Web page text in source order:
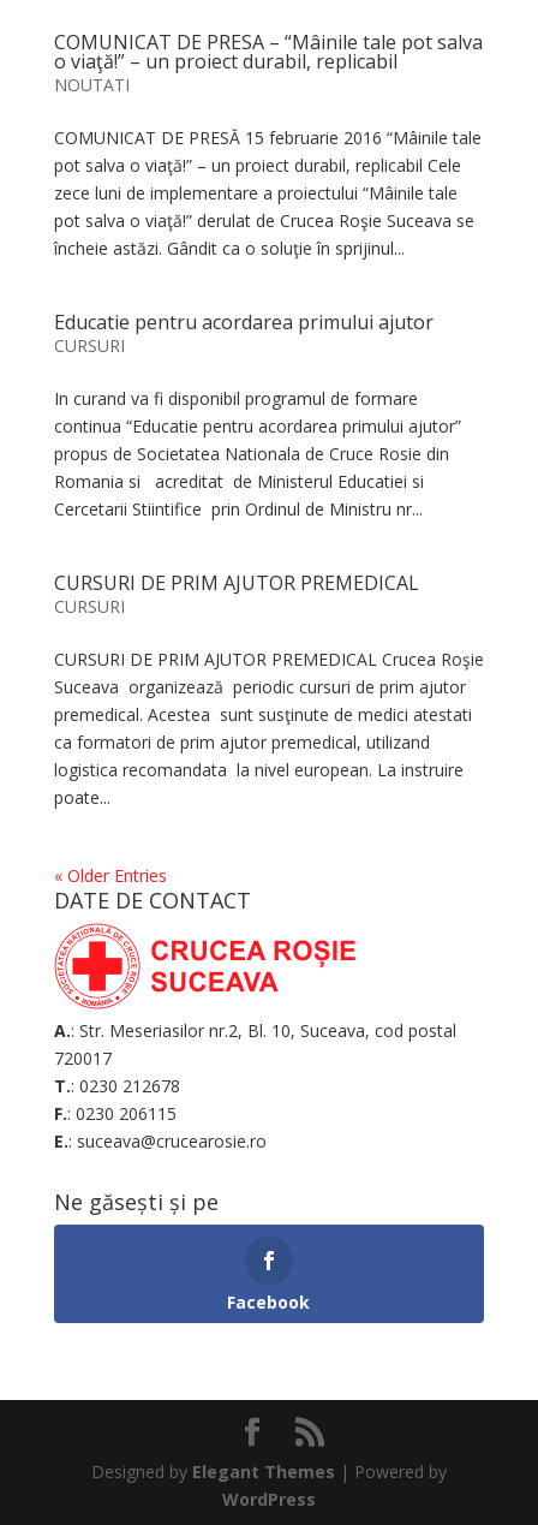
COMUNICAT DE PRESA – “Mâinile tale pot salva
o viaţă!” – un proiect durabil, replicabil
NOUTATI
COMUNICAT DE PRESĂ 15 februarie 2016 “Mâinile tale
pot salva o viaţă!” – un proiect durabil, replicabil Cele
zece luni de implementare a proiectului “Mâinile tale
pot salva o viaţă!” derulat de Crucea Roşie Suceava se
încheie astăzi. Gândit ca o soluţie în sprijinul...
Educatie pentru acordarea primului ajutor
CURSURI
In curand va fi disponibil programul de formare
continua “Educatie pentru acordarea primului ajutor”
propus de Societatea Nationala de Cruce Rosie din
Romania si acreditat de Ministerul Educatiei si
Cercetarii Stiintifice prin Ordinul de Ministru nr...
CURSURI DE PRIM AJUTOR PREMEDICAL
CURSURI
CURSURI DE PRIM AJUTOR PREMEDICAL Crucea Roşie
Suceava organizează periodic cursuri de prim ajutor
premedical. Acestea sunt susţinute de medici atestati
ca formatori de prim ajutor premedical, utilizand
logistica recomandata la nivel european. La instruire
poate...
« Older Entries
DATE DE CONTACT
A.: Str. Meseriasilor nr.2, Bl. 10, Suceava, cod postal
720017
T.: 0230 212678
F.: 0230 206115
E.: suceava@crucearosie.ro
Ne găsești și pe
Facebook
Designed by Elegant Themes | Powered by
WordPress